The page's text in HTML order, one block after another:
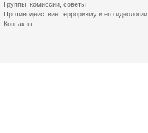
Группы, комиссии, советы
Противодействие терроризму и его идеологии
Контакты